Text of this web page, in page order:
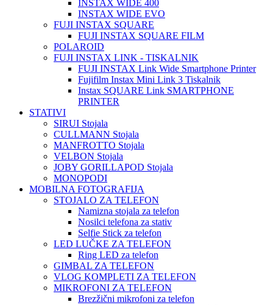
INSTAX WIDE 400
INSTAX WIDE EVO
FUJI INSTAX SQUARE
FUJI INSTAX SQUARE FILM
POLAROID
FUJI INSTAX LINK - TISKALNIK
FUJI INSTAX Link Wide Smartphone Printer
Fujifilm Instax Mini Link 3 Tiskalnik
Instax SQUARE Link SMARTPHONE
PRINTER
STATIVI
SIRUI Stojala
CULLMANN Stojala
MANFROTTO Stojala
VELBON Stojala
JOBY GORILLAPOD Stojala
MONOPODI
MOBILNA FOTOGRAFIJA
STOJALO ZA TELEFON
Namizna stojala za telefon
Nosilci telefona za stativ
Selfie Stick za telefon
LED LUČKE ZA TELEFON
Ring LED za telefon
GIMBAL ZA TELEFON
VLOG KOMPLETI ZA TELEFON
MIKROFONI ZA TELEFON
Brezžični mikrofoni za telefon